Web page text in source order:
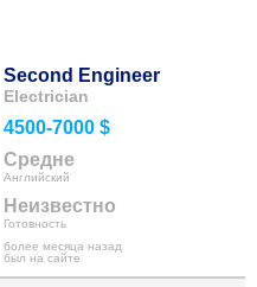
Second Engineer
Electrician
4500-7000 $
Средне
Английский
Неизвестно
Готовность
более месяца назад
был на сайте